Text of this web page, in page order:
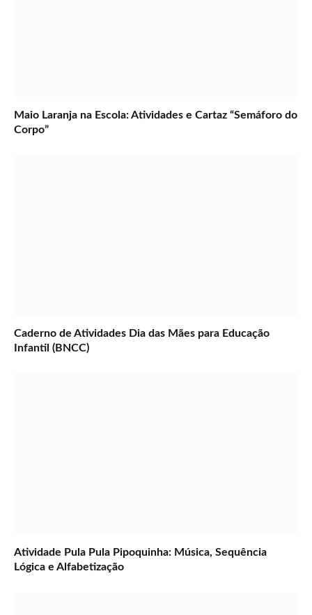
Maio Laranja na Escola: Atividades e Cartaz “Semáforo do
Corpo”
Caderno de Atividades Dia das Mães para Educação
Infantil (BNCC)
Atividade Pula Pula Pipoquinha: Música, Sequência
Lógica e Alfabetização